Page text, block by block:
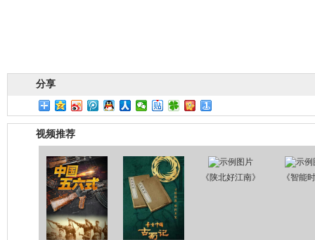
分享
视频推荐
《陕北好江南》 《智能